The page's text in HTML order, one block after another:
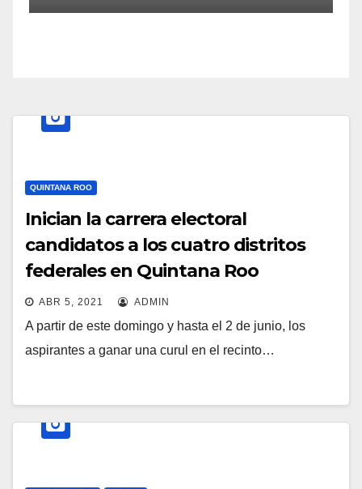
QUINTANA ROO
Inician la carrera electoral
candidatos a los cuatro distritos
federales en Quintana Roo
ABR 5, 2021 ADMIN
A partir de este domingo y hasta el 2 de junio, los
aspirantes a ganar una curul en el recinto…